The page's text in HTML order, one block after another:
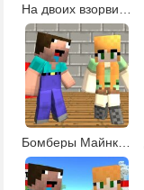
Бомберы Майнкрафта